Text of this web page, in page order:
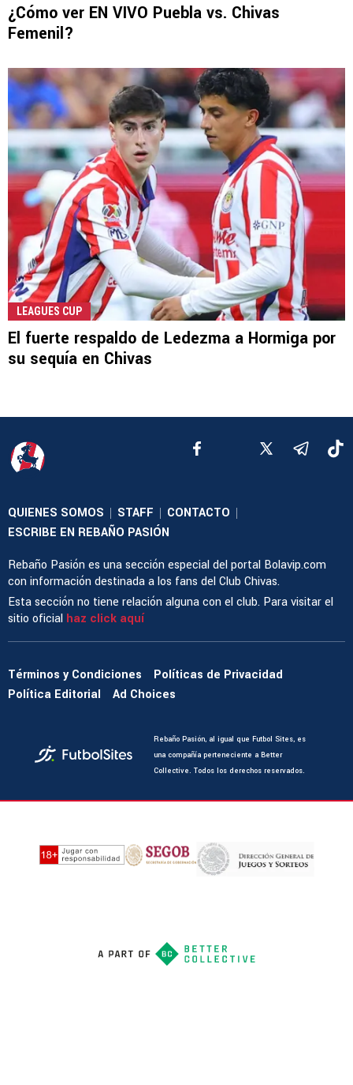
¿Cómo ver EN VIVO Puebla vs. Chivas
Femenil?
LEAGUES CUP
El fuerte respaldo de Ledezma a Hormiga por
su sequía en Chivas
QUIENES SOMOS | STAFF | CONTACTO |
ESCRIBE EN REBAÑO PASIÓN
Rebaño Pasión es una sección especial del portal Bolavip.com
con información destinada a los fans del Club Chivas.
Esta sección no tiene relación alguna con el club. Para visitar el
sitio oficial haz click aquí
Términos y Condiciones
Políticas de Privacidad
Política Editorial
Ad Choices
Rebaño Pasión, al igual que Futbol Sites, es
una compañía perteneciente a Better
Collective. Todos los derechos reservados.